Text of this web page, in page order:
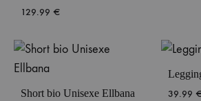
129.99 €
Short bio Unisexe Ellbana
39.99